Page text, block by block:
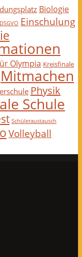
Biologie
DSGVO Einschulung
Olympia Kreisfinale
Mitmachen
Physik
Schule
Schüleraustausch
Volleyball